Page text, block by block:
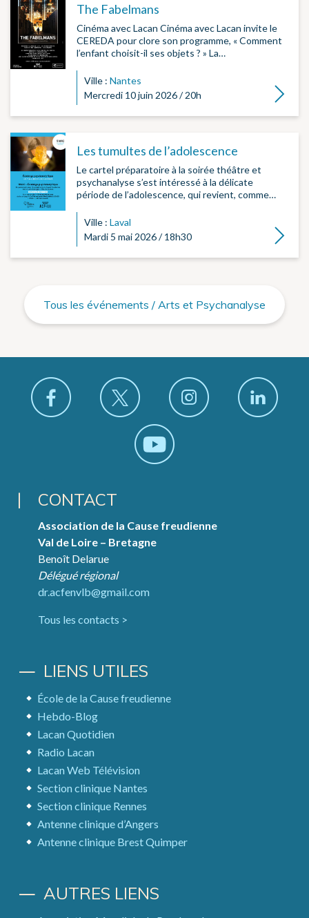
The Fabelmans
Cinéma avec Lacan Cinéma avec Lacan invite le
CEREDA pour clore son programme, « Comment
l’enfant choisit-il ses objets ? » La…
Ville : Nantes
Mercredi 10 juin 2026 / 20h
Lire la
Les tumultes de l’adolescence
Le cartel préparatoire à la soirée théâtre et
psychanalyse s’est intéressé à la délicate
période de l’adolescence, qui revient, comme…
Ville : Laval
Mardi 5 mai 2026 / 18h30
Lire la
Tous les événements / Arts et Psychanalyse
CONTACT
Association de la Cause freudienne
Val de Loire – Bretagne
Benoît Delarue
Délégué régional
dr.acfenvlb@gmail.com
Tous les contacts >
LIENS UTILES
École de la Cause freudienne
Hebdo-Blog
Lacan Quotidien
Radio Lacan
Lacan Web Télévision
Section clinique Nantes
Section clinique Rennes
Antenne clinique d’Angers
Antenne clinique Brest Quimper
AUTRES LIENS